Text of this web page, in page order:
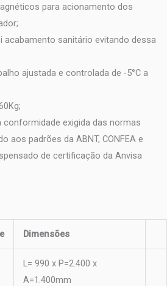
para acionamento dos
acabamento sanitário evitando dessa
ajustada e controlada de -5°C a
conformidade exigida das normas
aos padrões da ABNT, CONFEA e
de certificação da Anvisa
Dimensões
L= 990 x P=2.400 x
A=1.400mm